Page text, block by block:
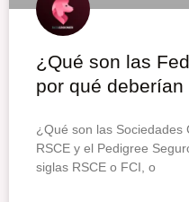
¿Qué son las
por qué deberían
¿Qué son las Sociedades
RSCE y el Pedigree
siglas RSCE o FCI, o